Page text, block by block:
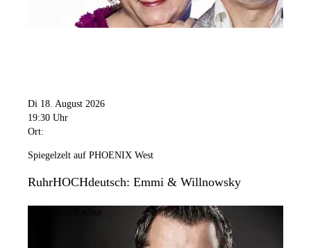
Di 18. August 2026
19:30 Uhr
Ort:
Spiegelzelt auf PHOENIX West
RuhrHOCHdeutsch: Emmi & Willnowsky
Felix Rachor